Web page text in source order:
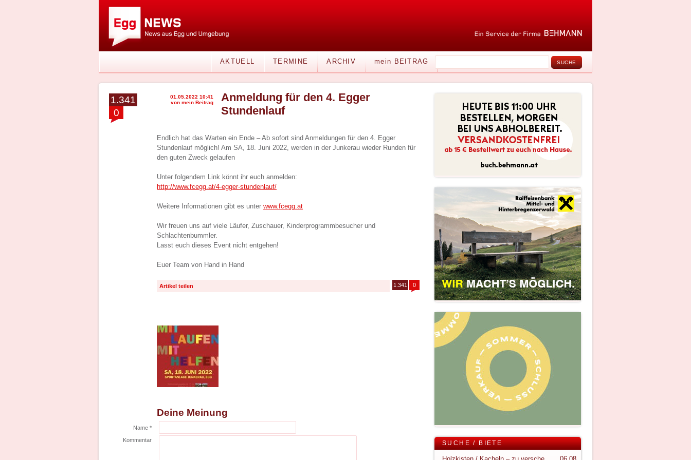
AKTUELL TERMINE ARCHIV mein BEITRAG
1.341
0
01.05.2022 10:41
von mein Beitrag
Anmeldung für den 4. Egger
Stundenlauf
Endlich hat das Warten ein Ende – Ab sofort sind Anmeldungen für den 4. Egger
Stundenlauf möglich! Am SA, 18. Juni 2022, werden in der Junkerau wieder Runden für
den guten Zweck gelaufen
Unter folgendem Link könnt ihr euch anmelden:
http://www.fcegg.at/4-egger-stundenlauf/
Weitere Informationen gibt es unter www.fcegg.at
Wir freuen uns auf viele Läufer, Zuschauer, Kinderprogrammbesucher und
Schlachtenbummler.
Lasst euch dieses Event nicht entgehen!
Euer Team von Hand in Hand
Artikel teilen 1.341 0
Deine Meinung
Name *
Kommentar
SUCHE / BIETE